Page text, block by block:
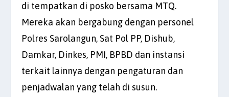
di tempatkan di posko bersama MTQ.
Mereka akan bergabung dengan personel
Polres Sarolangun, Sat Pol PP, Dishub,
Damkar, Dinkes, PMI, BPBD dan instansi
terkait lainnya dengan pengaturan dan
penjadwalan yang telah di susun.